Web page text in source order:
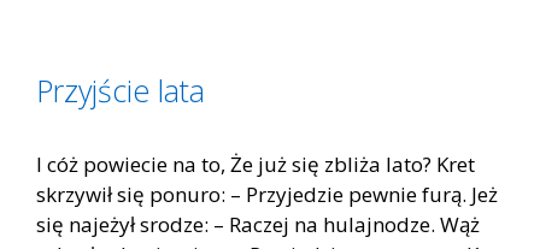
Przyjście lata
I cóż powiecie na to, Że już się zbliża lato? Kret
skrzywił się ponuro: – Przyjedzie pewnie furą. Jeż
się najeżył srodze: – Raczej na hulajnodze. Wąż